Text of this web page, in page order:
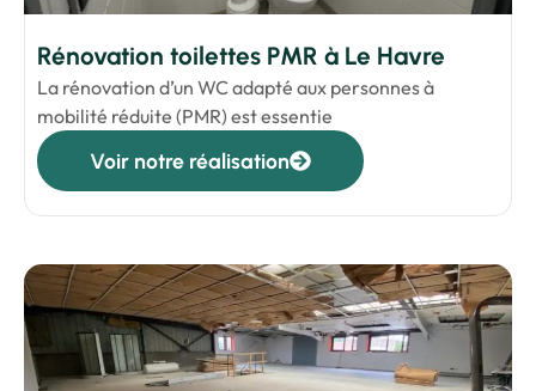
Rénovation toilettes PMR à Le Havre
La rénovation d’un WC adapté aux personnes à
mobilité réduite (PMR) est essentie
Voir notre réalisation